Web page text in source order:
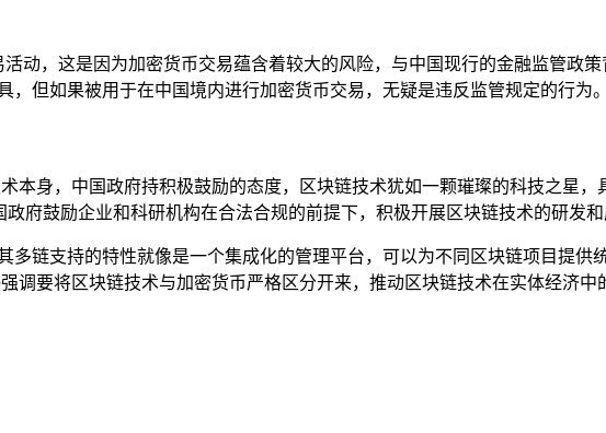
动，这是因为加密货币交易蕴含着较大的风险，与中国现行的金融监管政
但如果被用于在中国境内进行加密货币交易，无疑是违反监管规定的行为。
本身，中国政府持积极鼓励的态度，区块链技术犹如一颗璀璨的科技之星，
府鼓励企业和科研机构在合法合规的前提下，积极开展区块链技术的研发
多链支持的特性就像是一个集成化的管理平台，可以为不同区块链项目提供
调要将区块链技术与加密货币严格区分开来，推动区块链技术在实体经济